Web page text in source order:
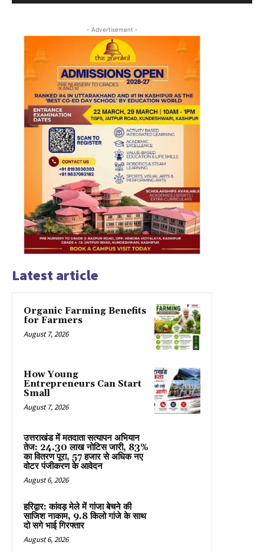
- Advertisement -
Latest article
Organic Farming Benefits
for Farmers
August 7, 2026
How Young
Entrepreneurs Can Start
Small
August 7, 2026
उत्तराखंड में मतदाता सत्यापन अभियान
तेज: 24.30 लाख नोटिस जारी, 83%
का वितरण पूरा, 57 हजार से अधिक नए
वोटर पंजीकरण के आवेदन
August 6, 2026
हरिद्वार: कांवड़ मेले में गांजा बेचने की
साजिश नाकाम, 9.8 किलो गांजे के साथ
दो सगे भाई गिरफ्तार
August 6, 2026